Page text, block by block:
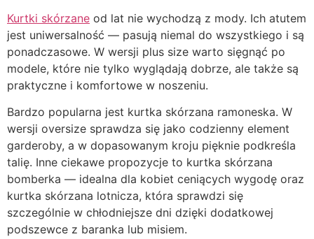
Kurtki skórzane od lat nie wychodzą z mody. Ich atutem
jest uniwersalność — pasują niemal do wszystkiego i są
ponadczasowe. W wersji plus size warto sięgnąć po
modele, które nie tylko wyglądają dobrze, ale także są
praktyczne i komfortowe w noszeniu.
Bardzo popularna jest kurtka skórzana ramoneska. W
wersji oversize sprawdza się jako codzienny element
garderoby, a w dopasowanym kroju pięknie podkreśla
talię. Inne ciekawe propozycje to kurtka skórzana
bomberka — idealna dla kobiet ceniących wygodę oraz
kurtka skórzana lotnicza, która sprawdzi się
szczególnie w chłodniejsze dni dzięki dodatkowej
podszewce z baranka lub misiem.